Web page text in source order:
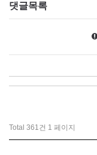
댓글목록
Total 361건 1 페이지